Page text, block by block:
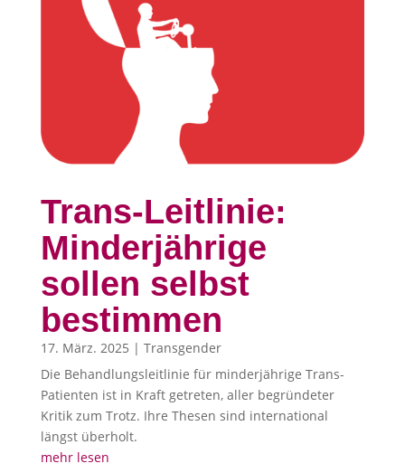
Trans-Leitlinie:
Minderjährige
sollen selbst
bestimmen
17. März. 2025 | Transgender
Die Behandlungsleitlinie für minderjährige Trans-
Patienten ist in Kraft getreten, aller begründeter
Kritik zum Trotz. Ihre Thesen sind international
längst überholt.
mehr lesen